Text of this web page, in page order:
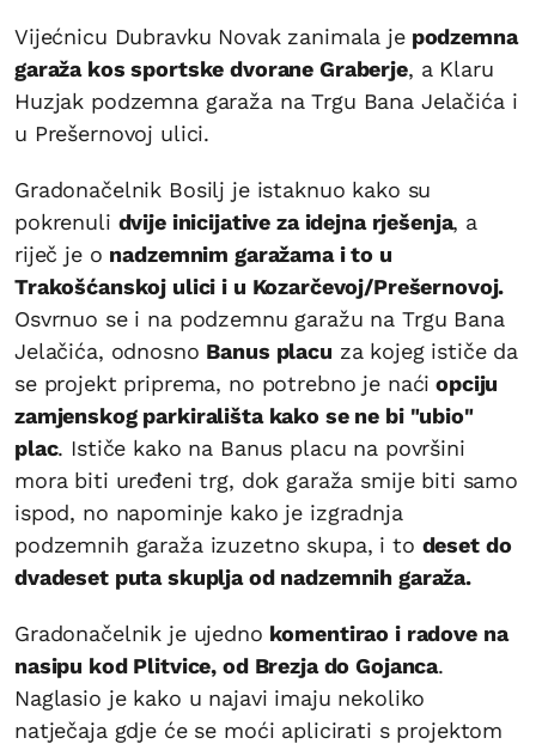
Vijećnicu Dubravku Novak zanimala jepodzemna
garaža kos sportske dvorane Graberje, a Klaru
Huzjak podzemna garaža na Trgu Bana Jelačića i
u Prešernovoj ulici.
Gradonačelnik Bosilj je istaknuo kako su
pokrenuli dvije inicijative za idejna rješenja, a
riječ je o nadzemnim garažama i to u
Trakošćanskoj ulici i u Kozarčevoj/Prešernovoj.
Osvrnuo se i na podzemnu garažu na Trgu Bana
Jelačića, odnosno Banus placu za kojeg ističe da
se projekt priprema, no potrebno je naći opciju
zamjenskog parkirališta kako se ne bi "ubio"
plac. Ističe kako na Banus placu na površini
mora biti uređeni trg, dok garaža smije biti samo
ispod, no napominje kako je izgradnja
podzemnih garaža izuzetno skupa, i to deset do
dvadeset puta skuplja od nadzemnih garaža.
Gradonačelnik je ujedno komentirao i radove na
nasipu kod Plitvice, od Brezja do Gojanca.
Naglasio je kako u najavi imaju nekoliko
natječaja gdje će se moći aplicirati s projektom